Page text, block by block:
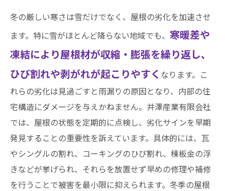
冬の厳しい寒さは雪だけでなく、屋根の劣化を加速させ
ます。特に雪がほとんど降らない地域でも、 寒暖差や
凍結により屋根材が収縮・膨張を繰り返し、
ひび割れや剥がれが起こりやすく なります。こ
れらの劣化は見過ごすと雨漏りの原因となり、内部の住
宅構造にダメージを与えかねません。井澤産業有限会社
では、屋根の状態を定期的に点検し、劣化サインを早期
発見することの重要性を訴えています。具体的には、瓦
やシングルの割れ、コーキングのひび割れ、棟板金の浮
きなどが挙げられ、それらを放置せず早めの修理や補修
を行うことで被害を最小限に抑えられます。冬季の屋根